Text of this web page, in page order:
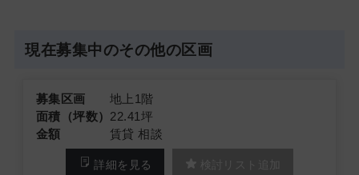
現在募集中のその他の区画
募集区画
地上1階
面積（坪数） 22.41坪
金額
賃貸 相談
詳細を見る 検討リスト追加